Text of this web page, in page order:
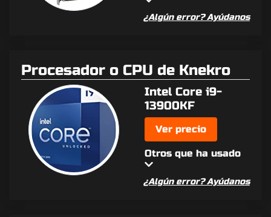
¿Algún error? Ayúdanos
Procesador o CPU de Knekro
Intel Core i9-
13900KF
Ver precio
Otros que ha usado
¿Algún error? Ayúdanos